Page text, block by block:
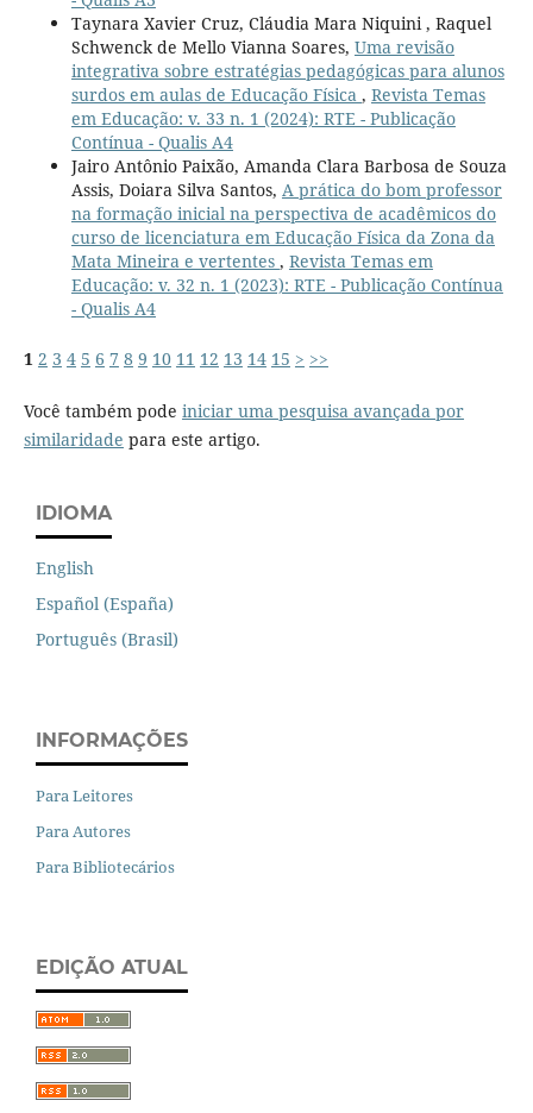
Taynara Xavier Cruz, Cláudia Mara Niquini , Raquel
Schwenck de Mello Vianna Soares, Uma revisão
integrativa sobre estratégias pedagógicas para alunos
surdos em aulas de Educação Física , Revista Temas
em Educação: v. 33 n. 1 (2024): RTE - Publicação
Contínua - Qualis A4
Jairo Antônio Paixão, Amanda Clara Barbosa de Souza
Assis, Doiara Silva Santos, A prática do bom professor
na formação inicial na perspectiva de acadêmicos do
curso de licenciatura em Educação Física da Zona da
Mata Mineira e vertentes , Revista Temas em
Educação: v. 32 n. 1 (2023): RTE - Publicação Contínua
- Qualis A4
1 2 3 4 5 6 7 8 9 10 11 12 13 14 15 > >>
Você também pode iniciar uma pesquisa avançada por
similaridade para este artigo.
IDIOMA
English
Español (España)
Português (Brasil)
INFORMAÇÕES
Para Leitores
Para Autores
Para Bibliotecários
EDIÇÃO ATUAL